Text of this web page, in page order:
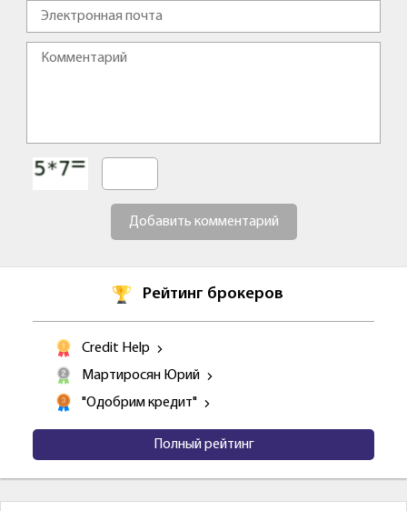
Добавить комментарий
Рейтинг брокеров
Credit Help
Мартиросян Юрий
"Одобрим кредит"
Полный рейтинг